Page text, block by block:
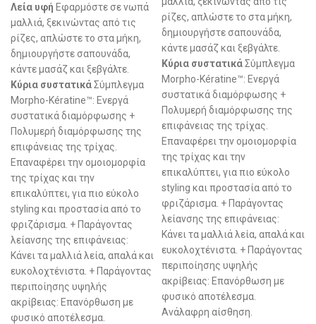
Λεία υφή Εφαρμόστε σε νωπά
μαλλιά, ξεκινώντας από τις
ρίζες, απλώστε το στα μήκη,
δημιουργήστε σαπουνάδα,
κάντε μασάζ και ξεβγάλτε.
Κύρια συστατικάΣύμπλεγμα
Morpho-Kératine™: Ενεργά
συστατικά διαμόρφωσης +
Πολυμερή διαμόρφωσης της
επιφάνειας της τρίχας.
Επαναφέρει την ομοιομορφία
της τρίχας και την
επικαλύπτει, για πιο εύκολο
styling και προστασία από το
φριζάρισμα. + Παράγοντας
λείανσης της επιφάνειας:
Κάνει τα μαλλιά λεία, απαλά και
ευκολοχτένιστα. + Παράγοντας
περιποίησης υψηλής
ακρίβειας: Επανόρθωση με
φυσικό αποτέλεσμα.
ρίζες, απλώστε το στα μήκη,
δημιουργήστε σαπουνάδα,
κάντε μασάζ και ξεβγάλτε.
Κύρια συστατικάΣύμπλεγμα
Morpho-Kératine™: Ενεργά
συστατικά διαμόρφωσης +
Πολυμερή διαμόρφωσης της
επιφάνειας της τρίχας.
Επαναφέρει την ομοιομορφία
της τρίχας και την
επικαλύπτει, για πιο εύκολο
styling και προστασία από το
φριζάρισμα. + Παράγοντας
λείανσης της επιφάνειας:
Κάνει τα μαλλιά λεία, απαλά και
ευκολοχτένιστα. + Παράγοντας
περιποίησης υψηλής
ακρίβειας: Επανόρθωση με
φυσικό αποτέλεσμα.
Ανάλαφρη αίσθηση.